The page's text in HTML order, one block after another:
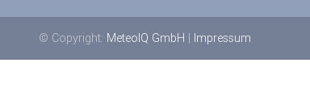
© Copyright: MeteoIQ GmbH | Impressum